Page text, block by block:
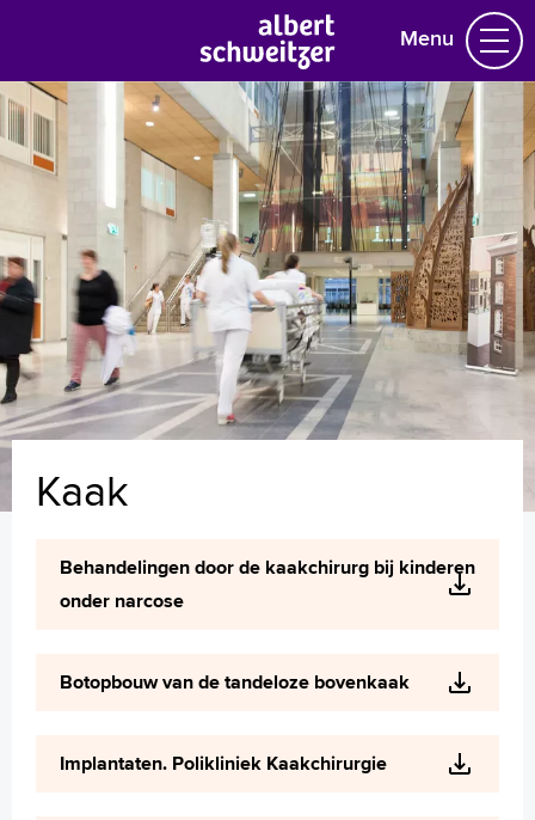
Menu
Homepage
Praktische informatie
Specialismen
Werken en leren
Medewerkers
Contact
MijnASz
Zoeken
Français
Kaak
Behandelingen door de kaakchirurg bij kinderen
onder narcose
Botopbouw van de tandeloze bovenkaak
Implantaten. Polikliniek Kaakchirurgie